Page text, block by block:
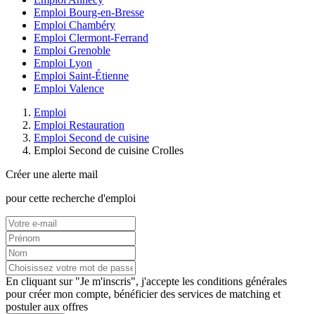
Emploi Bourg-en-Bresse
Emploi Chambéry
Emploi Clermont-Ferrand
Emploi Grenoble
Emploi Lyon
Emploi Saint-Étienne
Emploi Valence
Emploi
Emploi Restauration
Emploi Second de cuisine
Emploi Second de cuisine Crolles
Créer une alerte mail
pour cette recherche d'emploi
En cliquant sur "Je m'inscris", j'accepte les conditions générales
pour créer mon compte, bénéficier des services de matching et
postuler aux offres